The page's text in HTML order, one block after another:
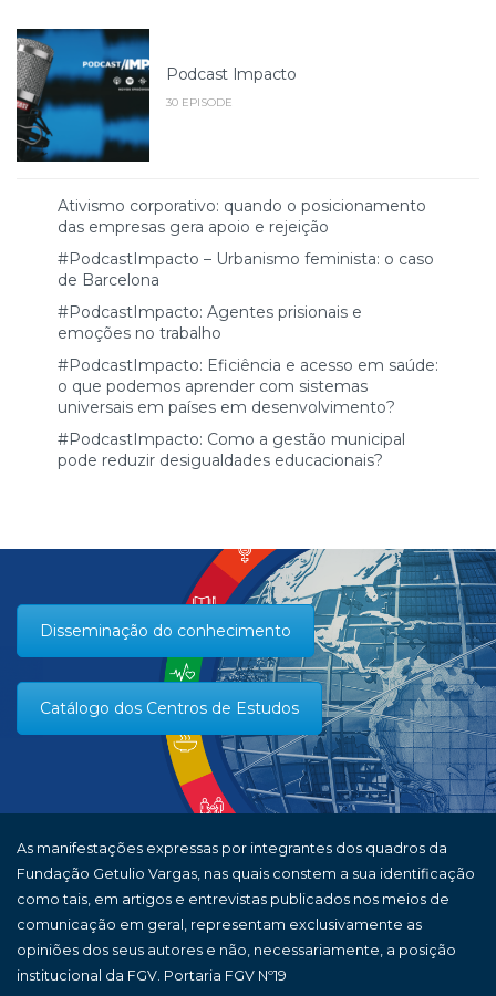
Podcast Impacto
30 EPISODE
Ativismo corporativo: quando o posicionamento
das empresas gera apoio e rejeição
#PodcastImpacto – Urbanismo feminista: o caso
de Barcelona
#PodcastImpacto: Agentes prisionais e
emoções no trabalho
#PodcastImpacto: Eficiência e acesso em saúde:
o que podemos aprender com sistemas
universais em países em desenvolvimento?
#PodcastImpacto: Como a gestão municipal
pode reduzir desigualdades educacionais?
Disseminação do conhecimento
Catálogo dos Centros de Estudos
As manifestações expressas por integrantes dos quadros da
Fundação Getulio Vargas, nas quais constem a sua identificação
como tais, em artigos e entrevistas publicados nos meios de
comunicação em geral, representam exclusivamente as
opiniões dos seus autores e não, necessariamente, a posição
institucional da FGV. Portaria FGV Nº19